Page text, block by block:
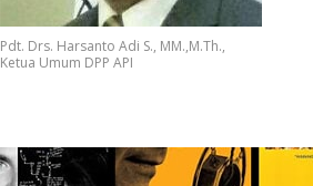
Pdt. Drs. Harsanto Adi S., MM.,M.Th.,
Ketua Umum DPP API